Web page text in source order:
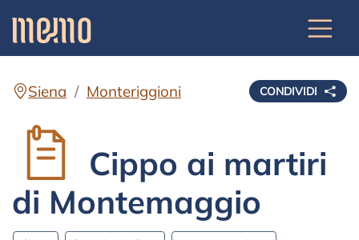
CONDIVIDI
Siena Monteriggioni
Cippo ai martiri
di Montemaggio